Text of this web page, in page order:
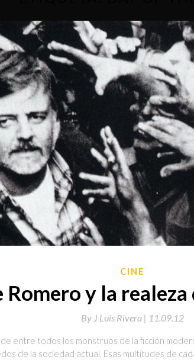
CINE
Romero y la realeza
By J Luis Rivera | 11.09.12
entre todos los monstruos de la ficción
de la sociedad actual. Esas multitudes de